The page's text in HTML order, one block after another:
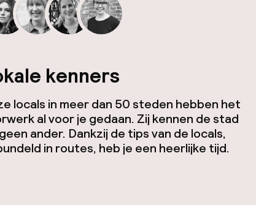
kenners
locals in meer dan 50 steden hebben het
al voor je gedaan. Zij kennen de stad
ander. Dankzij de tips van de locals,
in routes, heb je een heerlijke tijd.